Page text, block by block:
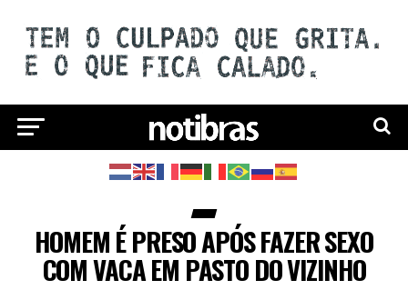
HOMEM É PRESO APÓS FAZER SEXO
COM VACA EM PASTO DO VIZINHO